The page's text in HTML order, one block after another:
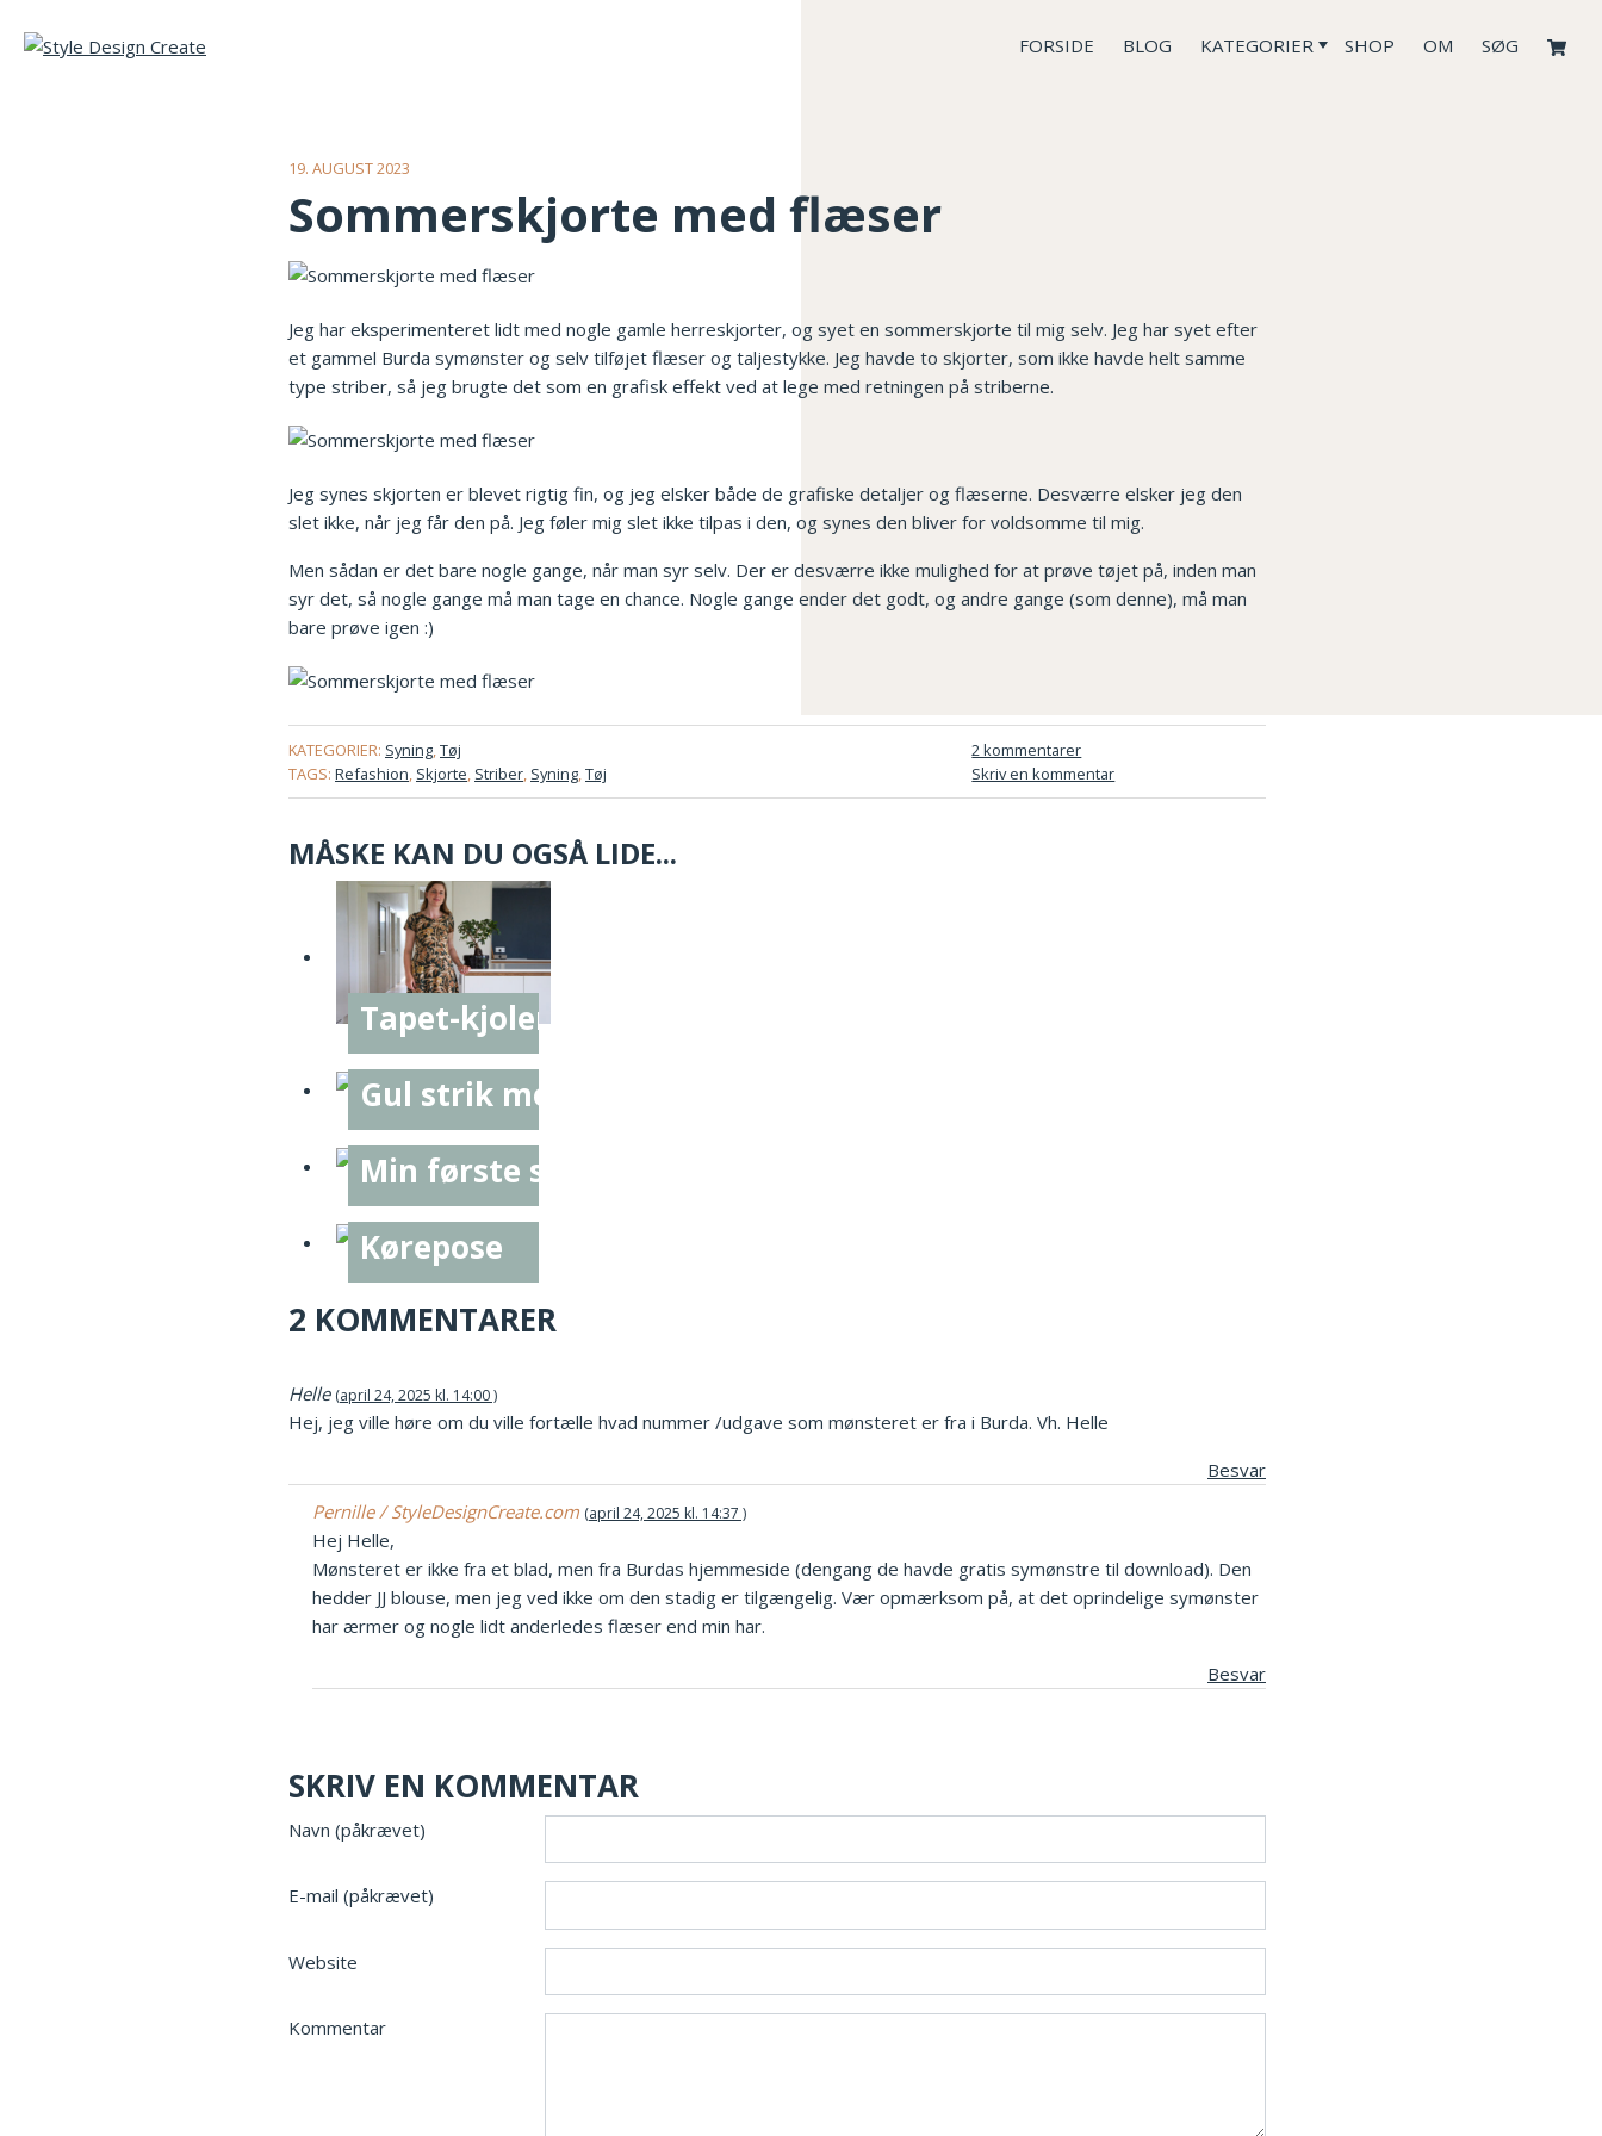
FORSIDE BLOG KATEGORIER SHOP OM SØG
19. AUGUST 2023
Sommerskjorte med flæser
Jeg har eksperimenteret lidt med nogle gamle herreskjorter, og syet en sommerskjorte til mig selv. Jeg har syet efter
et gammel Burda symønster og selv tilføjet flæser og taljestykke. Jeg havde to skjorter, som ikke havde helt samme
type striber, så jeg brugte det som en grafisk effekt ved at lege med retningen på striberne.
Jeg synes skjorten er blevet rigtig fin, og jeg elsker både de grafiske detaljer og flæserne. Desværre elsker jeg den
slet ikke, når jeg får den på. Jeg føler mig slet ikke tilpas i den, og synes den bliver for voldsomme til mig.
Men sådan er det bare nogle gange, når man syr selv. Der er desværre ikke mulighed for at prøve tøjet på, inden man
syr det, så nogle gange må man tage en chance. Nogle gange ender det godt, og andre gange (som denne), må man
bare prøve igen :)
KATEGORIER: Syning,Tøj
TAGS: Refashion, Skjorte, Striber, Syning,Tøj
2 kommentarer
Skriv en kommentar
MÅSKE KAN DU OGSÅ LIDE...
Tapet-kjolen
Gul strik med perler
Min første strikkede sweater
Kørepose
2 KOMMENTARER
Helle april 24, 2025 kl. 14:00
Hej, jeg ville høre om du ville fortælle hvad nummer /udgave som mønsteret er fra i Burda. Vh. Helle
Besvar
Pernille / StyleDesignCreate.com april 24, 2025 kl. 14:37
Hej Helle,
Mønsteret er ikke fra et blad, men fra Burdas hjemmeside (dengang de havde gratis symønstre til download). Den
hedder JJ blouse, men jeg ved ikke om den stadig er tilgængelig. Vær opmærksom på, at det oprindelige symønster
har ærmer og nogle lidt anderledes flæser end min har.
Besvar
SKRIV EN KOMMENTAR
Navn (påkrævet)
E-mail (påkrævet)
Website
Kommentar